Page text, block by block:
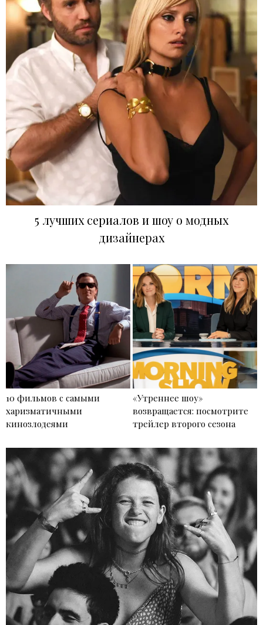
5 лучших сериалов и шоу о модных
дизайнерах
10 фильмов с самыми
харизматичными
кинозлодеями
«Утреннее шоу»
возвращается: посмотрите
трейлер второго сезона